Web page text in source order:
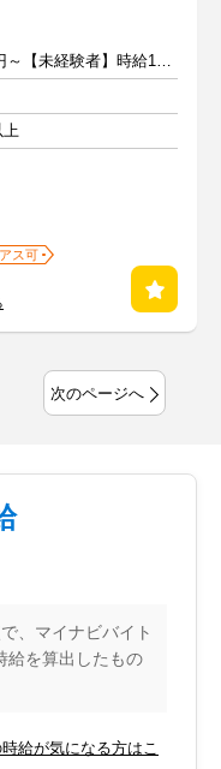
【経験者】時給1200円～【未経験者】時給1150円～ ＋交通費
上
ス可
次のページへ
、マイナビバイト
給を算出したもの
給が気になる方はこ